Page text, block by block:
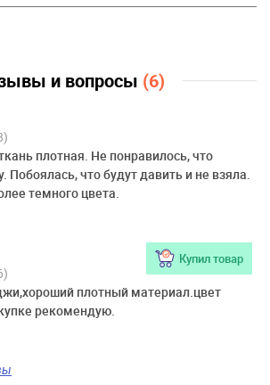
и вопросы (6)
плотная. Не понравилось, что
Побоялась, что будут давить и не взяла.
темного цвета.
Купил товар
плотный материал.цвет
рекомендую.